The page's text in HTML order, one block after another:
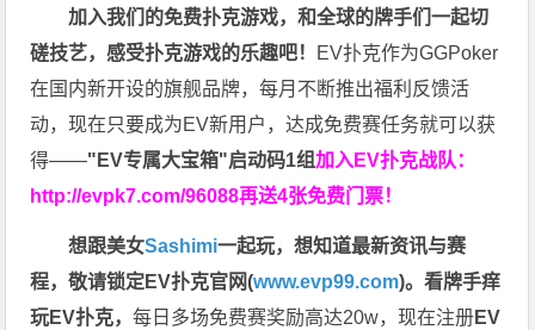
加入我们的免费扑克游戏，和全球的牌手们一起切
磋技艺，感受扑克游戏的乐趣吧！ EV扑克作为GGPoker
在国内新开设的旗舰品牌，每月不断推出福利反馈活
动，现在只要成为EV新用户，达成免费赛任务就可以获
得——"EV专属大宝箱"启动码1组加入EV扑克战队：
http://evpk7.com/96088再送4张免费门票！
想跟美女Sashimi一起玩，想知道最新资讯与赛
程，敬请锁定EV扑克官网(www.evp99.com)。看牌手痒
玩EV扑克，每日多场免费赛奖励高达20w，现在注册EV